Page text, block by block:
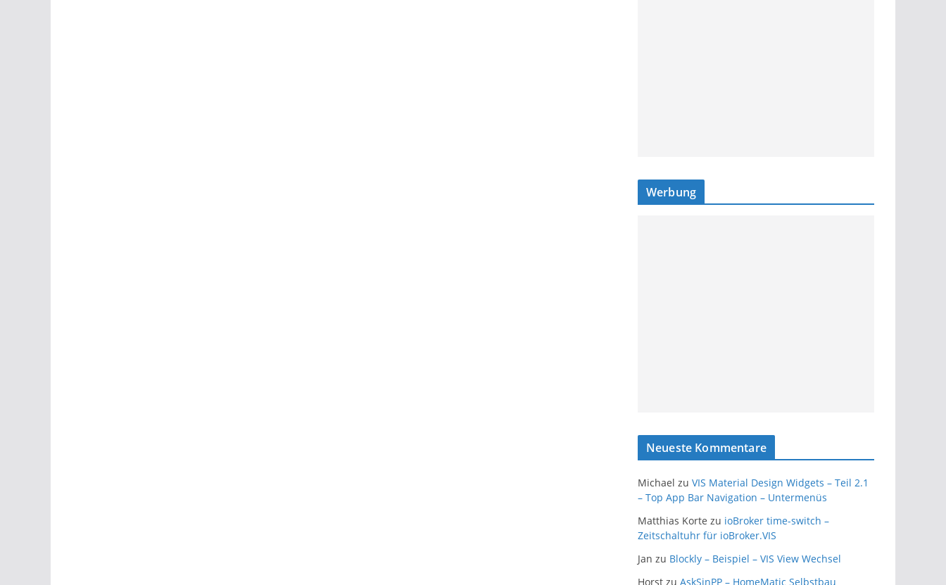
Werbung
Neueste Kommentare
Michael zu VIS Material Design Widgets – Teil 2.1
– Top App Bar Navigation – Untermenüs
Matthias Korte zu ioBroker time-switch –
Zeitschaltuhr für ioBroker.VIS
Jan zu Blockly – Beispiel – VIS View Wechsel
Horst zu AskSinPP – HomeMatic Selbstbau